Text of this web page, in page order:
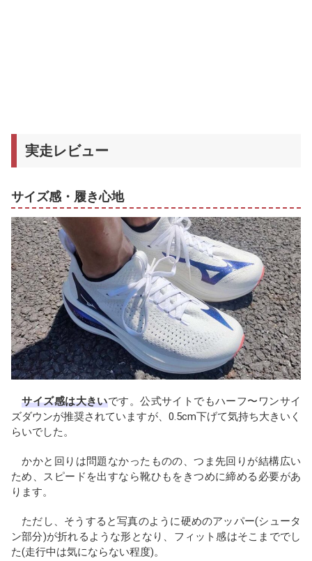
実走レビュー
サイズ感・履き心地
サイズ感は大きいです。公式サイトでもハーフ〜ワンサイ
ズダウンが推奨されていますが、0.5cm下げて気持ち大きいく
らいでした。
かかと回りは問題なかったものの、つま先回りが結構広い
ため、スピードを出すなら靴ひもをきつめに締める必要があ
ります。
ただし、そうすると写真のように硬めのアッパー(シュータ
ン部分)が折れるような形となり、フィット感はそこまででし
た(走行中は気にならない程度)。